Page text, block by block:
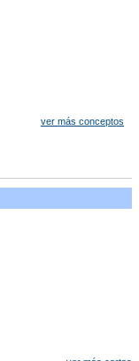
ver más conceptos